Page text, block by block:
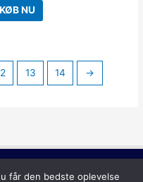
KØB NU
13 14 →
Gadeskilt
får den bedste oplevelse